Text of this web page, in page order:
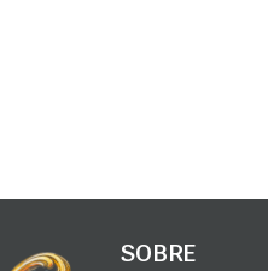
SOBRE